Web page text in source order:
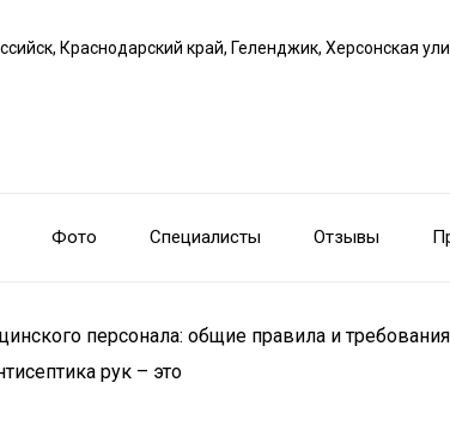
Краснодарский край, Геленджик, Херсонская
Фото Специалисты Отзывы
персонала: общие правила и
рук – это